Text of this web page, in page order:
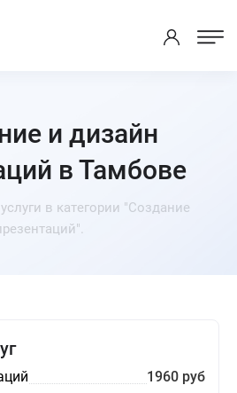
и дизайн
в Тамбове
в категории "Создание
1960 руб